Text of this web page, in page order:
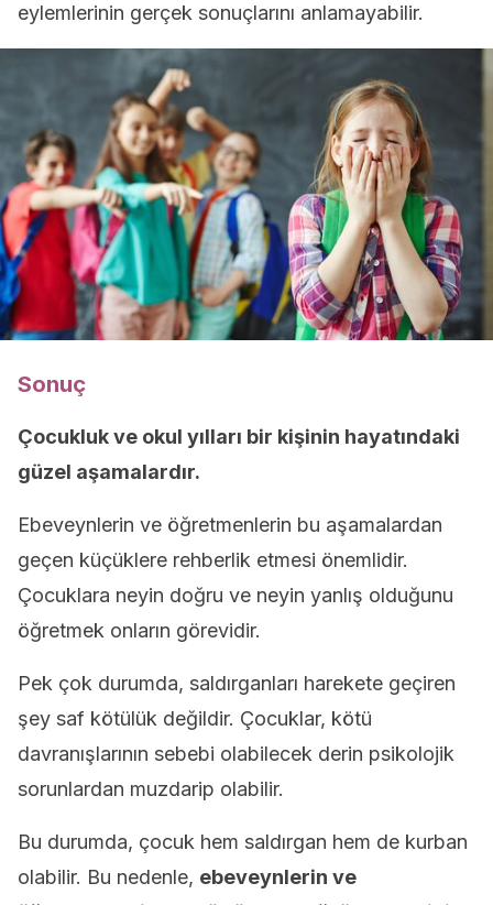
eylemlerinin gerçek sonuçlarını anlamayabilir.
Sonuç
Çocukluk ve okul yılları bir kişinin hayatındaki
güzel aşamalardır.
Ebeveynlerin ve öğretmenlerin bu aşamalardan
geçen küçüklere rehberlik etmesi önemlidir.
Çocuklara neyin doğru ve neyin yanlış olduğunu
öğretmek onların görevidir.
Pek çok durumda, saldırganları harekete geçiren
şey saf kötülük değildir. Çocuklar, kötü
davranışlarının sebebi olabilecek derin psikolojik
sorunlardan muzdarip olabilir.
Bu durumda, çocuk hem saldırgan hem de kurban
olabilir. Bu nedenle, ebeveynlerin ve